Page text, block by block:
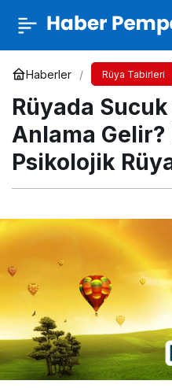
Haberler Rüya Tabirleri
Rüyada
Anlama Gelir?
Psikolojik
Rüyada
Anlama Gelir? İslami ve
Paylaş